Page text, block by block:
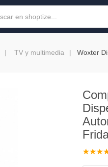
TV y multimedia Woxter
☆☆☆
★★★